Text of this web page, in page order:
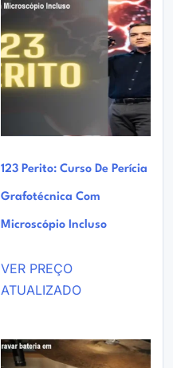
123 Perito: Curso De Perícia
Grafotécnica Com
Microscópio Incluso
VER PREÇO
ATUALIZADO